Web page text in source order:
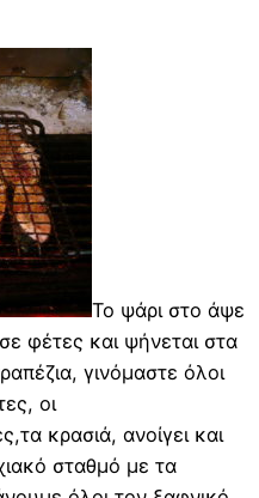
Το ψάρι στο άψε
φέτες και ψήνεται στα
γινόμαστε όλοι
οι
κρασιά, ανοίγει και
σταθμό με τα